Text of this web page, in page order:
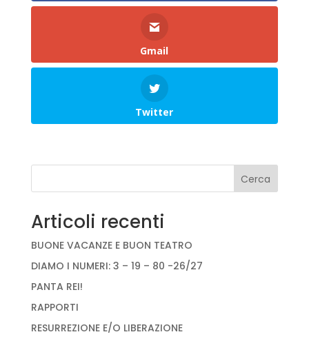
Gmail
Twitter
Cerca
Articoli recenti
BUONE VACANZE E BUON TEATRO
DIAMO I NUMERI: 3 – 19 – 80 -26/27
PANTA REI!
RAPPORTI
RESURREZIONE E/O LIBERAZIONE